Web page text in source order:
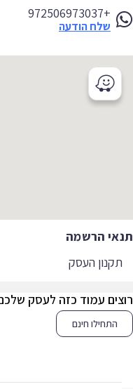
+972506973037
שלח הודעה
הרשמה
תקנון העסק
עמוד כזה לעסק שלכם?
התחילו חינם